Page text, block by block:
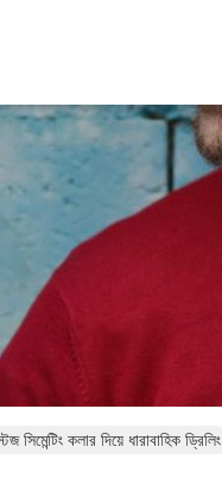
সিমেন্টিং কলার দিয়ে ধারাবাহিক ড্রিলিং